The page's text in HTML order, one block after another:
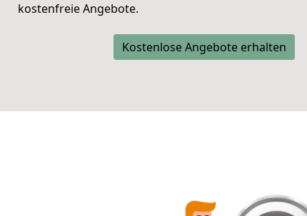
kostenfreie Angebote.
Kostenlose Angebote erhalten